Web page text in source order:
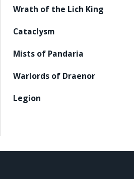
Wrath of the Lich King
Cataclysm
Mists of Pandaria
Warlords of Draenor
Legion